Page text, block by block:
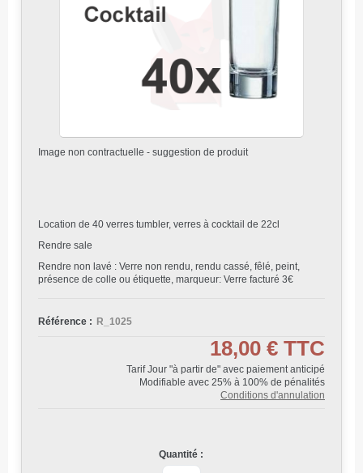
Image non contractuelle - suggestion de produit
Location de 40 verres tumbler, verres à cocktail de 22cl
Rendre sale
Rendre non lavé : Verre non rendu, rendu cassé, fêlé, peint,
présence de colle ou étiquette, marqueur: Verre facturé 3€
Référence : R_1025
18,00 € TTC
Tarif Jour "à partir de" avec paiement anticipé
Modifiable avec 25% à 100% de pénalités
Conditions d'annulation
Quantité :